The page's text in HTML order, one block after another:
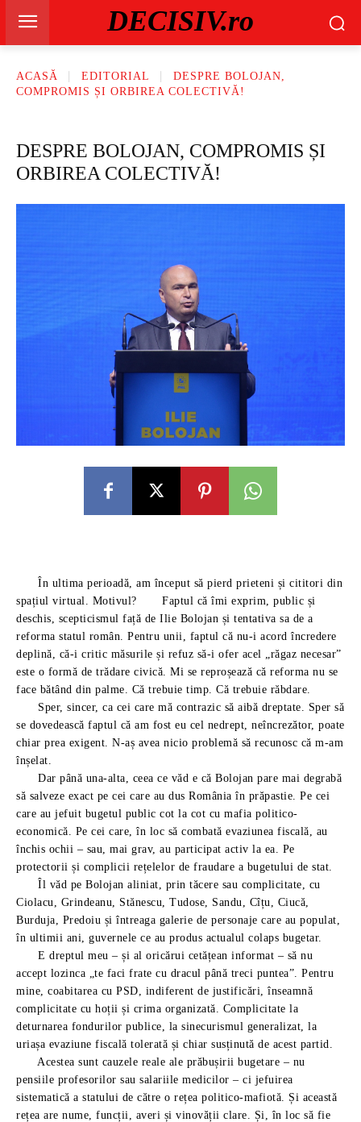
DECISIV.ro
ACASĂ EDITORIAL
DESPRE BOLOJAN,
COMPROMIS ȘI ORBIREA COLECTIVĂ!
DESPRE BOLOJAN, COMPROMIS ȘI
ORBIREA COLECTIVĂ!
În ultima perioadă, am început să pierd prieteni și cititori din
spațiul virtual. Motivul? Faptul că îmi exprim, public și
deschis, scepticismul față de Ilie Bolojan și tentativa sa de a
reforma statul român. Pentru unii, faptul că nu-i acord încredere
deplină, că-i critic măsurile și refuz să-i ofer acel „răgaz necesar”
este o formă de trădare civică. Mi se reproșează că reforma nu se
face bătând din palme. Că trebuie timp. Că trebuie răbdare.
Sper, sincer, ca cei care mă contrazic să aibă dreptate. Sper să
se dovedească faptul că am fost eu cel nedrept, neîncrezător, poate
chiar prea exigent. N-aș avea nicio problemă să recunosc că m-am
înșelat.
Dar până una-alta, ceea ce văd e că Bolojan pare mai degrabă
să salveze exact pe cei care au dus România în prăpastie. Pe cei
care au jefuit bugetul public cot la cot cu mafia politico-
economică. Pe cei care, în loc să combată evaziunea fiscală, au
închis ochii – sau, mai grav, au participat activ la ea. Pe
protectorii și complicii rețelelor de fraudare a bugetului de stat.
Îl văd pe Bolojan aliniat, prin tăcere sau complicitate, cu
Ciolacu, Grindeanu, Stănescu, Tudose, Sandu, Cîțu, Ciucă,
Burduja, Predoiu și întreaga galerie de personaje care au populat,
în ultimii ani, guvernele ce au produs actualul colaps bugetar.
E dreptul meu – și al oricărui cetățean informat – să nu
accept lozinca „te faci frate cu dracul până treci puntea”. Pentru
mine, coabitarea cu PSD, indiferent de justificări, înseamnă
complicitate cu hoții și crima organizată. Complicitate la
deturnarea fondurilor publice, la sinecurismul generalizat, la
uriașa evaziune fiscală tolerată și chiar susținută de acest partid.
Acestea sunt cauzele reale ale prăbușirii bugetare – nu
pensiile profesorilor sau salariile medicilor – ci jefuirea
sistematică a statului de către o rețea politico-mafiotă. Și această
rețea are nume, funcții, averi și vinovății clare. Și, în loc să fie